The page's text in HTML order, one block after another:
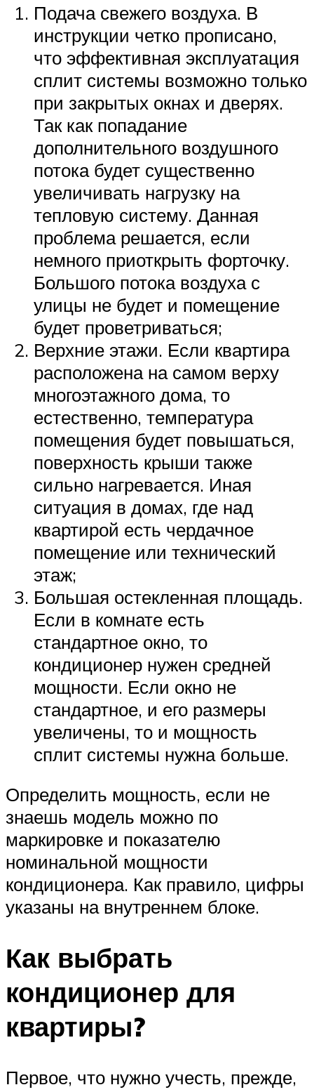
Подача свежего воздуха. В
инструкции четко прописано,
что эффективная эксплуатация
сплит системы возможно только
при закрытых окнах и дверях.
Так как попадание
дополнительного воздушного
потока будет существенно
увеличивать нагрузку на
тепловую систему. Данная
проблема решается, если
немного приоткрыть форточку.
Большого потока воздуха с
улицы не будет и помещение
будет проветриваться;
Верхние этажи. Если квартира
расположена на самом верху
многоэтажного дома, то
естественно, температура
помещения будет повышаться,
поверхность крыши также
сильно нагревается. Иная
ситуация в домах, где над
квартирой есть чердачное
помещение или технический
этаж;
Большая остекленная площадь.
Если в комнате есть
стандартное окно, то
кондиционер нужен средней
мощности. Если окно не
стандартное, и его размеры
увеличены, то и мощность
сплит системы нужна больше.
Определить мощность, если не
знаешь модель можно по
маркировке и показателю
номинальной мощности
кондиционера. Как правило, цифры
указаны на внутреннем блоке.
Как выбрать
кондиционер для
квартиры?
Первое, что нужно учесть, прежде,